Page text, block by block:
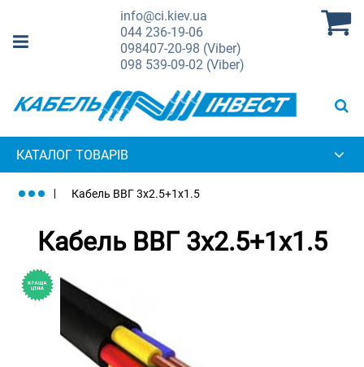
info@ci.kiev.ua
044236-19-06
098407-20-98 (Viber)
098 539-09-02 (Viber)
КАТАЛОГ ТОВАРІВ
Кабель ВВГ 3х2.5+1х1.5
Кабель ВВГ 3х2.5+1х1.5